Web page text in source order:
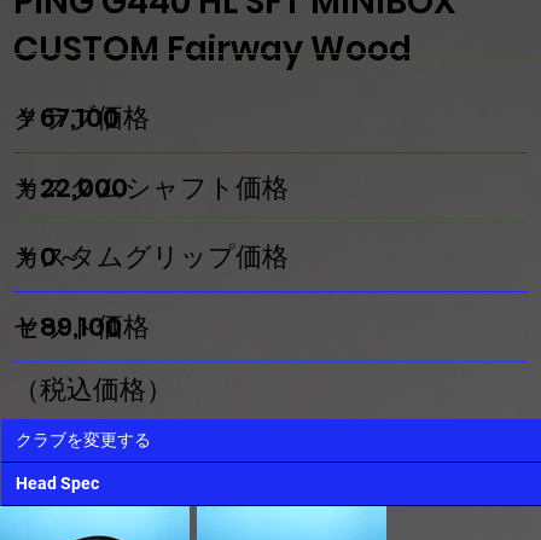
CUSTOM Fairway Wood
​クラブ価格
￥67,100
カスタムシャフト価格
￥22,000
カスタムグリップ価格
￥0～
​セット価格
￥89,100
（税込価格）
クラブを変更する
Head Spec